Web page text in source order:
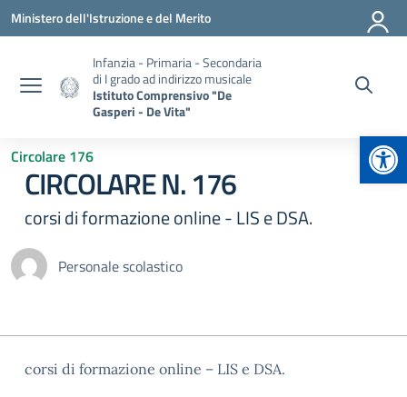
Vai ai contenuti
Vai al menu di navigazione
Vai al footer
Ministero dell'Istruzione e del Merito
Infanzia - Primaria - Secondaria
di I grado ad indirizzo musicale
Istituto Comprensivo "De
Gasperi - De Vita"
Circolare 176
CIRCOLARE N. 176
corsi di formazione online - LIS e DSA.
Personale scolastico
corsi di formazione online – LIS e DSA.